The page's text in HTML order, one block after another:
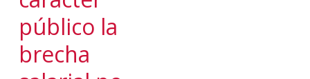
público la
brecha